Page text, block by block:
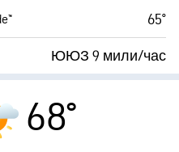
3 (Тускло)
65°
ЮЮЗ 9 мили/час
68°